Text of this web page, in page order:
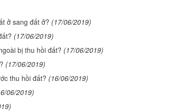
ở sang đất ở? (17/06/2019)
(17/06/2019)
bị thu hồi đất? (17/06/2019)
(17/06/2019)
thu hồi đất? (16/06/2019)
06/2019)